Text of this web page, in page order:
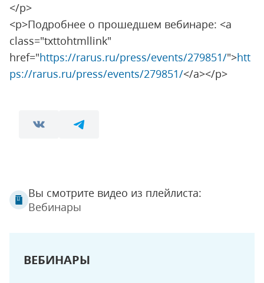
</p>
<p>Подробнее о прошедшем вебинаре: <a
class="txttohtmllink"
href="https://rarus.ru/press/events/279851/">htt
ps://rarus.ru/press/events/279851/</a></p>
Вы смотрите видео из плейлиста:
Вебинары
ВЕБИНАРЫ